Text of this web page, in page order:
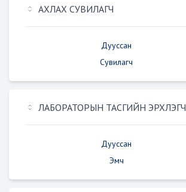
АХЛАХ СУВИЛАГЧ
Дууссан
Сувилагч
ЛАБОРАТОРЫН ТАСГИЙН ЭРХЛЭГЧ
Дууссан
Эмч